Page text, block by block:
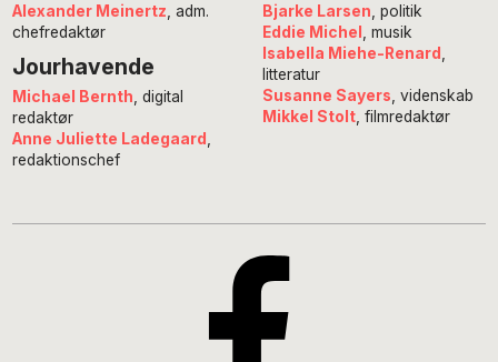
Alexander Meinertz , adm.
chefredaktør
Jourhavende
Michael Bernth , digital
redaktør
Anne Juliette Ladegaard
redaktionschef
Bjarke Larsen , politik
Eddie Michel
, musik
Isabella Miehe-Renard
litteratur
Susanne Sayers , videnskab
Mikkel Stolt, filmredaktør